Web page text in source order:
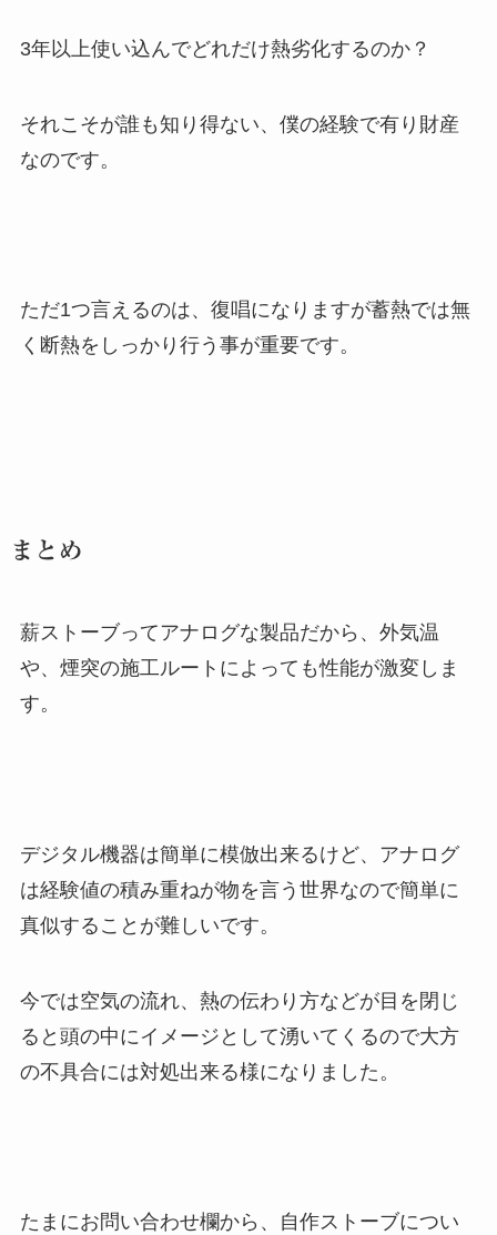
3年以上使い込んでどれだけ熱劣化するのか？
それこそが誰も知り得ない、僕の経験で有り財産
なのです。
ただ1つ言えるのは、復唱になりますが蓄熱では無
く断熱をしっかり行う事が重要です。
まとめ
薪ストーブってアナログな製品だから、外気温
や、煙突の施工ルートによっても性能が激変しま
す。
デジタル機器は簡単に模倣出来るけど、アナログ
は経験値の積み重ねが物を言う世界なので簡単に
真似することが難しいです。
今では空気の流れ、熱の伝わり方などが目を閉じ
ると頭の中にイメージとして湧いてくるので大方
の不具合には対処出来る様になりました。
たまにお問い合わせ欄から、自作ストーブについ